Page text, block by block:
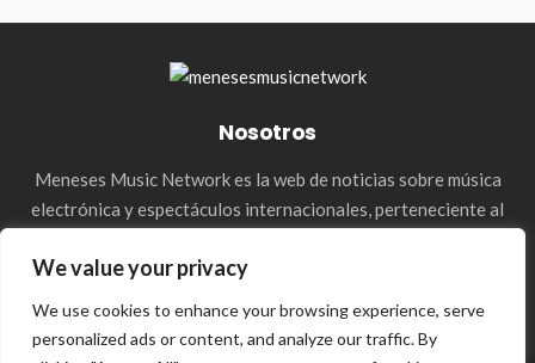
We value your privacy
We use cookies to enhance your browsing experience, serve
personalized ads or content, and analyze our traffic. By
Nosotros
Meneses Music Network es la web de noticias sobre música
electrónica y espectáculos internacionales, perteneciente al